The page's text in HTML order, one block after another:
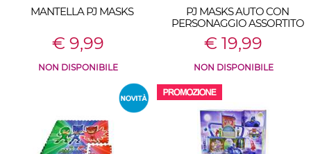
MANTELLA PJ MASKS
€ 9,99
NON DISPONIBILE
PJ MASKS AUTO CON
PERSONAGGIO ASSORTITO
€ 19,99
NON DISPONIBILE